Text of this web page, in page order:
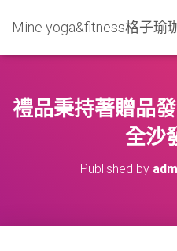
Mine yoga&fitness格子瑜
禮品秉持著贈品
全沙
Published by